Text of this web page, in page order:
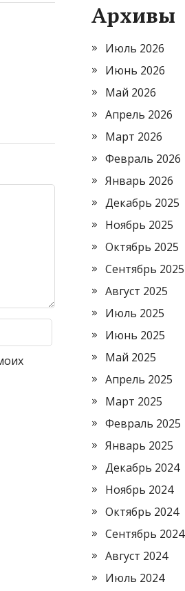
Архивы
Июль 2026
Июнь 2026
Май 2026
Апрель 2026
Март 2026
Февраль 2026
Январь 2026
Декабрь 2025
Ноябрь 2025
Октябрь 2025
Сентябрь 2025
Август 2025
Июль 2025
Июнь 2025
Май 2025
Апрель 2025
Март 2025
Февраль 2025
Январь 2025
Декабрь 2024
Ноябрь 2024
Октябрь 2024
Сентябрь 2024
Август 2024
Июль 2024